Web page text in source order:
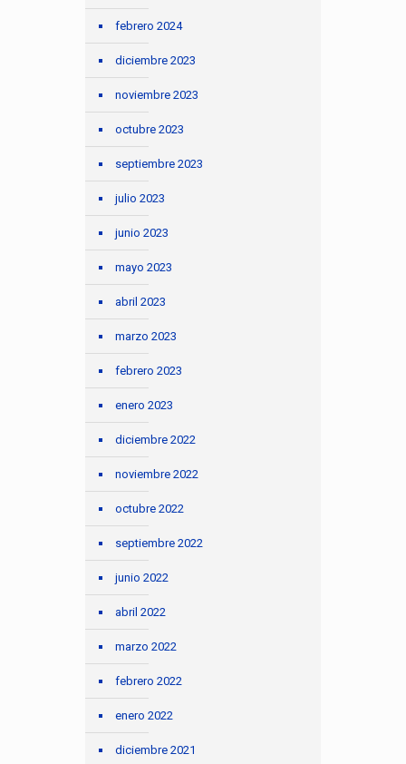
febrero 2024
diciembre 2023
noviembre 2023
octubre 2023
septiembre 2023
julio 2023
junio 2023
mayo 2023
abril 2023
marzo 2023
febrero 2023
enero 2023
diciembre 2022
noviembre 2022
octubre 2022
septiembre 2022
junio 2022
abril 2022
marzo 2022
febrero 2022
enero 2022
diciembre 2021